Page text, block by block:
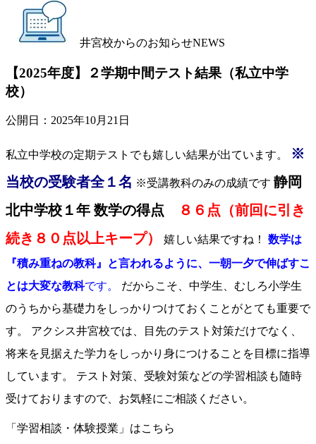
井宮校からのお知らせNEWS
【2025年度】２学期中間テスト結果（私立中学
校）
公開日： 2025年10月21日
私立中学校の定期テストでも嬉しい結果が出ています。
※
当校の受験者全１名 ※受講教科のみの成績です 静岡
北中学校１年 数学の得点
８６点（前回に引き
続き８０点以上キープ）
嬉しい結果ですね！ 数学は
『積み重ねの教科』と言われるように、一朝一夕で伸ばすこ
とは大変な教科です。
だからこそ、中学生、むしろ小学生
のうちから基礎力をしっかりつけておくことがとても重要で
す。 アクシス井宮校では、目先のテスト対策だけでなく、
将来を見据えた学力をしっかり身につけることを目標に指導
しています。 テスト対策、受験対策などの学習相談も随時
受けておりますので、お気軽にご相談ください。
「学習相談・体験授業」はこちら